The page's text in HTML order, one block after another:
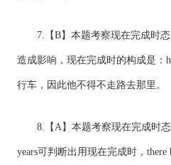
7.【B】本题考察现在完成时态
造成影响，现在完成时的构成是：
行车，因此他不得不走路去那里。
8.【A】本题考察现在完成时态
years可判断出用现在完成时，